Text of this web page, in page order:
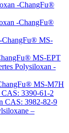
-ChangFu®
-ChangFu®
ChangFu® MS-
MS-EPT
Polysiloxan -
MS-M7H
3390-61-2
CAS: 3982-82-9
–